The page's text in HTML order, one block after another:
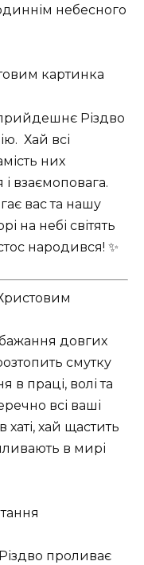
небесного
Різдво
Хай всі
них
взаємоповага.
вас та нашу
на небі світять
народився! ✨
довгих
смутку
в праці, волі та
всі ваші
хай щастить
в мирі
проливає